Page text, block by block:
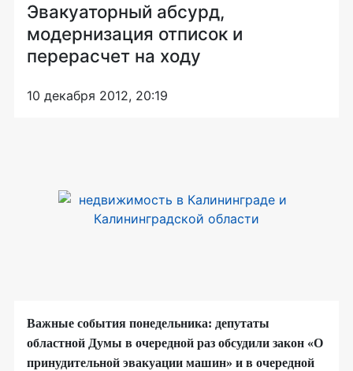
Эвакуаторный абсурд,
модернизация отписок и
перерасчет на ходу
10 декабря 2012, 20:19
Важные события понедельника: депутаты
областной Думы в очередной раз обсудили закон «О
принудительной эвакуации машин» и в очередной